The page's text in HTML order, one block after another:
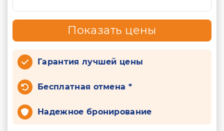
Показать цены
Гарантия лучшей цены
Бесплатная отмена *
Надежное бронирование